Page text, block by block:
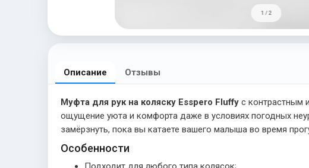
1 / 2
Описание Отзывы
Муфта для рук на коляску Esspero Fluffy с контрастным
ощущение уюта и комфорта даже в условиях погодных
замёрзнуть, пока вы катаете вашего малыша во время
Особенности